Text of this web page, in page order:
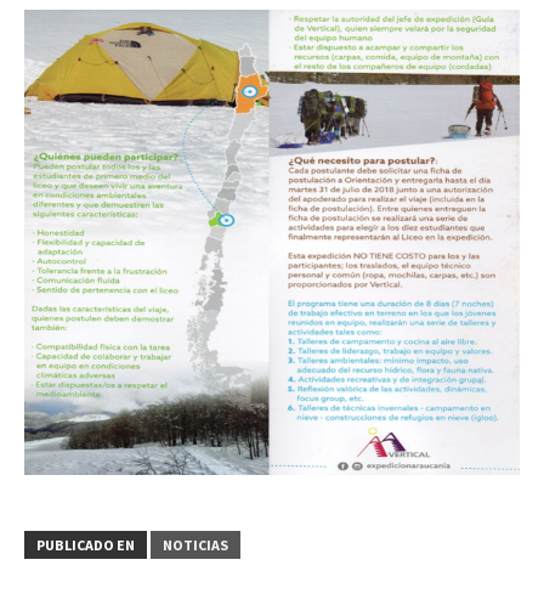
PUBLICADO EN NOTICIAS